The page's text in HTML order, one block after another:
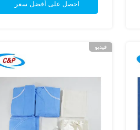
احصل على أفضل سعر
فيديو